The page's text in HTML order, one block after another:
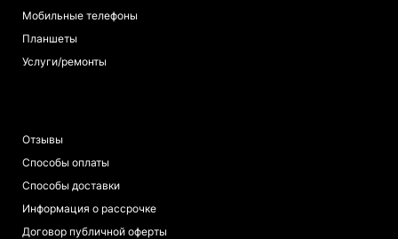
Мобильные телефоны
Планшеты
Услуги/ремонты
Отзывы
Способы оплаты
Способы доставки
Информация о рассрочке
Договор публичной оферты